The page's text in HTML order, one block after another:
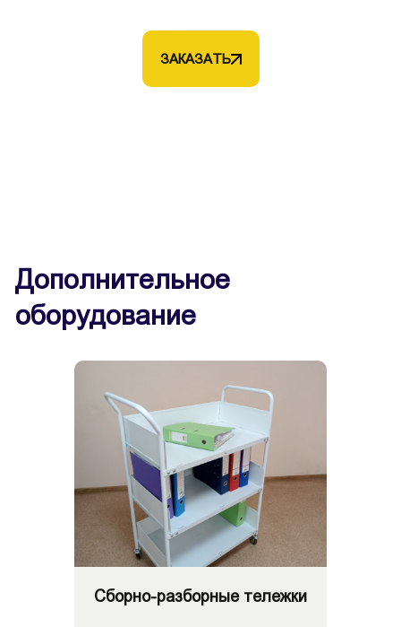
ЗАКАЗАТЬ
Дополнительное
оборудование
Сборно-разборные тележки